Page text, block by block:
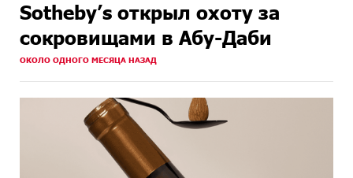
Sotheby’s открыл охоту за
сокровищами в Абу-Даби
ОКОЛО ОДНОГО МЕСЯЦА НАЗАД